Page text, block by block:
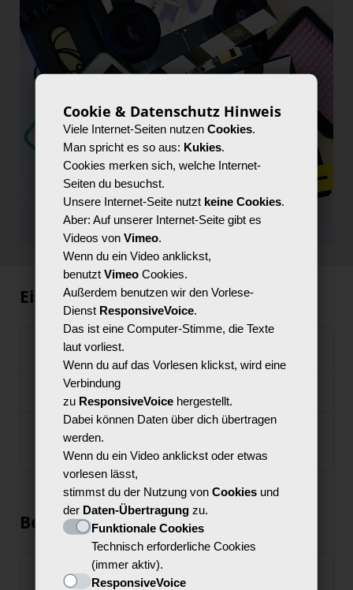
Einleitung
Exkurs zur Technik
Das Tablet in der Jugendmedienarbeit
Praktische Überlegungen vor dem
Projektstart
Bevor der Dreh beginnt…
Erstellung eines Storyboards
Cookie & Datenschutz Hinweis
Viele Internet-Seiten nutzen Cookies.
Man spricht es so aus: Kukies.
Cookies merken sich, welche Internet-
Seiten du besuchst.
Unsere Internet-Seite nutzt keine Cookies.
Aber: Auf unserer Internet-Seite gibt es
Videos von Vimeo.
Wenn du ein Video anklickst,
benutzt VimeoCookies.
Außerdem benutzen wir den Vorlese-
Dienst ResponsiveVoice.
Das ist eine Computer-Stimme, die Texte
laut vorliest.
Wenn du auf das Vorlesen klickst, wird eine
Verbindung
zu ResponsiveVoicehergestellt.
Dabei können Daten über dich übertragen
werden.
Wenn du ein Video anklickst oder etwas
vorlesen lässt,
stimmst du der Nutzung von Cookiesund
der Daten-Übertragungzu.
Funktionale Cookies
Technisch erforderliche Cookies
(immer aktiv).
ResponsiveVoice